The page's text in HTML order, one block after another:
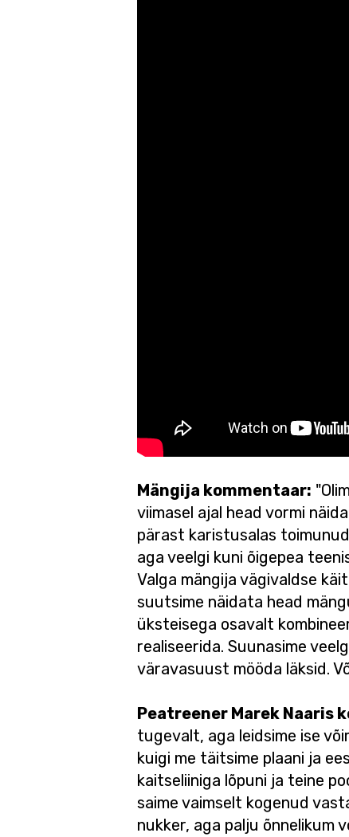
Mängija kommentaar:
viimasel ajal head vormi
pärast karistusalas
aga veelgi kuni õigepea
Valga mängija vägivaldse
suutsime näidata head
üksteisega osavalt
realiseerida. Suunasime
väravasuust mööda läksid.
Peatreener Marek Naaris
tugevalt, aga leidsime ise
kuigi me täitsime plaani ja
kaitseliiniga lõpuni ja teine
saime vaimselt kogenud
nukker, aga palju õnnelikum